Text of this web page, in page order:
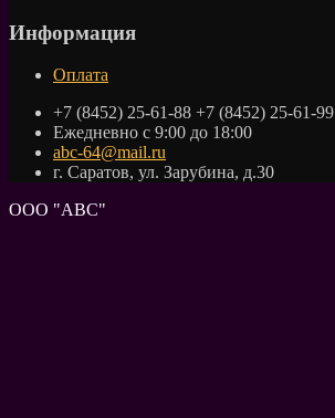
Информация
Оплата
+7 (8452) 25-61-88 +7 (8452) 25-61-99
Ежедневно с 9:00 до 18:00
abc-64@mail.ru
г. Саратов, ул. Зарубина, д.30
ООО "АВС"